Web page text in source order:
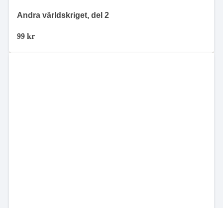
Andra världskriget, del 2
99 kr